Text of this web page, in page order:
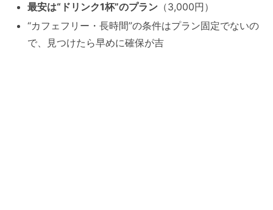
最安は“ドリンク1杯”のプラン （3,000円）
“カフェフリー・長時間”の条件はプラン固定でないの
で、見つけたら早めに確保が吉